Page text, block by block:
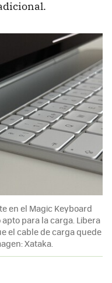
en el Magic Keyboard
para la carga. Libera
el cable de carga quede
Xataka.